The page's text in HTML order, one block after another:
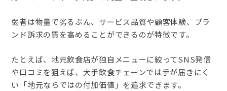
弱者は物量で劣るぶん、サービス品質や顧客体験、ブラ
ンド訴求の質を高めることができるのが特徴です。
たとえば、地元飲食店が独自メニューに絞ってSNS発信
や口コミを狙えば、大手飲食チェーンでは手が届きにく
い「地元ならではの付加価値」を追求できます。